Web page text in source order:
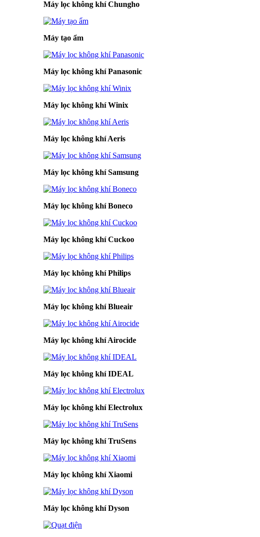
Máy lọc không khí Chungho
Máy tạo ẩm
Máy lọc không khí Panasonic
Máy lọc không khí Winix
Máy lọc không khí Aeris
Máy lọc không khí Samsung
Máy lọc không khí Boneco
Máy lọc không khí Cuckoo
Máy lọc không khí Philips
Máy lọc không khí Blueair
Máy lọc không khí Airocide
Máy lọc không khí IDEAL
Máy lọc không khí Electrolux
Máy lọc không khí TruSens
Máy lọc không khí Xiaomi
Máy lọc không khí Dyson